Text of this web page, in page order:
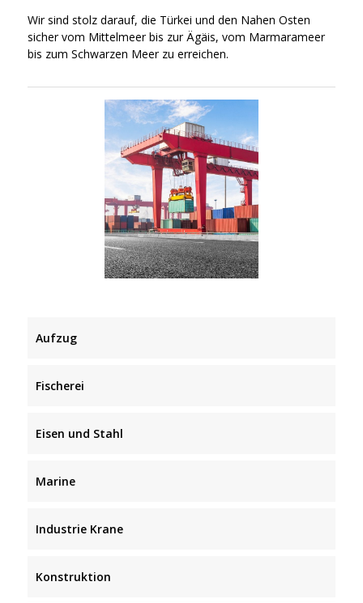
Aufzug
Fischerei
Eisen und Stahl
Marine
Industrie Krane
Konstruktion
Wir sind stolz darauf, die Türkei und den Nahen Osten
sicher vom Mittelmeer bis zur Ägäis, vom Marmarameer
bis zum Schwarzen Meer zu erreichen.